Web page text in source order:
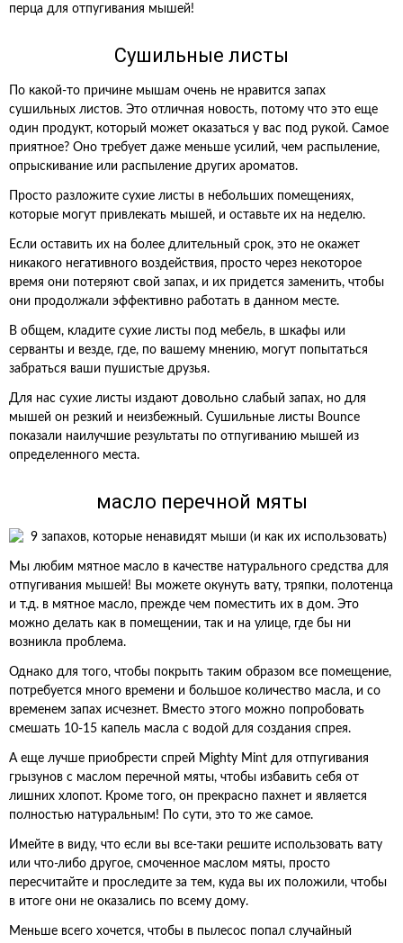
перца для отпугивания мышей!
Сушильные листы
По какой-то причине мышам очень не нравится запах
сушильных листов. Это отличная новость, потому что это еще
один продукт, который может оказаться у вас под рукой. Самое
приятное? Оно требует даже меньше усилий, чем распыление,
опрыскивание или распыление других ароматов.
Просто разложите сухие листы в небольших помещениях,
которые могут привлекать мышей, и оставьте их на неделю.
Если оставить их на более длительный срок, это не окажет
никакого негативного воздействия, просто через некоторое
время они потеряют свой запах, и их придется заменить, чтобы
они продолжали эффективно работать в данном месте.
В общем, кладите сухие листы под мебель, в шкафы или
серванты и везде, где, по вашему мнению, могут попытаться
забраться ваши пушистые друзья.
Для нас сухие листы издают довольно слабый запах, но для
мышей он резкий и неизбежный. Сушильные листы Bounce
показали наилучшие результаты по отпугиванию мышей из
определенного места.
масло перечной мяты
Мы любим мятное масло в качестве натурального средства для
отпугивания мышей! Вы можете окунуть вату, тряпки, полотенца
и т.д. в мятное масло, прежде чем поместить их в дом. Это
можно делать как в помещении, так и на улице, где бы ни
возникла проблема.
Однако для того, чтобы покрыть таким образом все помещение,
потребуется много времени и большое количество масла, и со
временем запах исчезнет. Вместо этого можно попробовать
смешать 10-15 капель масла с водой для создания спрея.
А еще лучше приобрести спрей Mighty Mint для отпугивания
грызунов с маслом перечной мяты, чтобы избавить себя от
лишних хлопот. Кроме того, он прекрасно пахнет и является
полностью натуральным! По сути, это то же самое.
Имейте в виду, что если вы все-таки решите использовать вату
или что-либо другое, смоченное маслом мяты, просто
пересчитайте и проследите за тем, куда вы их положили, чтобы
в итоге они не оказались по всему дому.
Меньше всего хочется, чтобы в пылесос попал случайный